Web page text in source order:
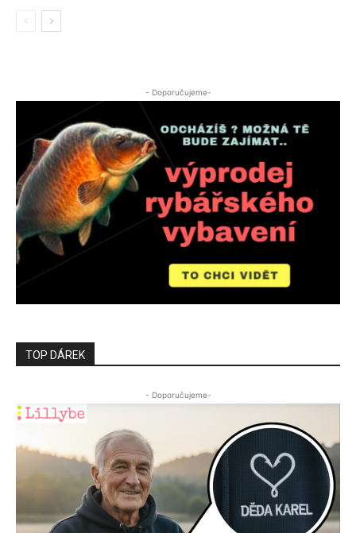
- Doporučujeme-
TOP DÁREK
- Doporučujeme-